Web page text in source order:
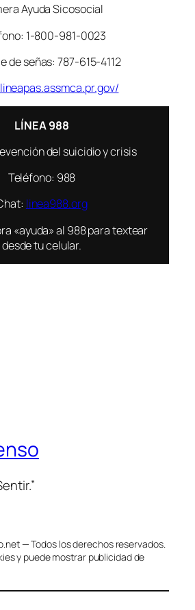
Ayuda Sicosocial
1-800-981-0023
de señas: 787-615-4112
LÍNEA 988
del suicidio y crisis
Teléfono: 988
linea988.org
«ayuda» al 988 para textear
desde tu celular.
— Todos los derechos reservados.
y puede mostrar publicidad de